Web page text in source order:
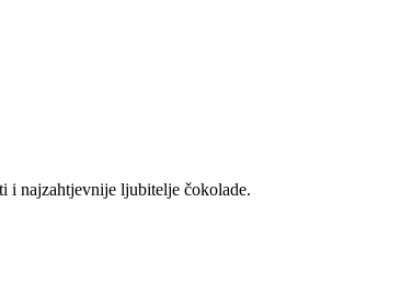
i najzahtjevnije ljubitelje čokolade.